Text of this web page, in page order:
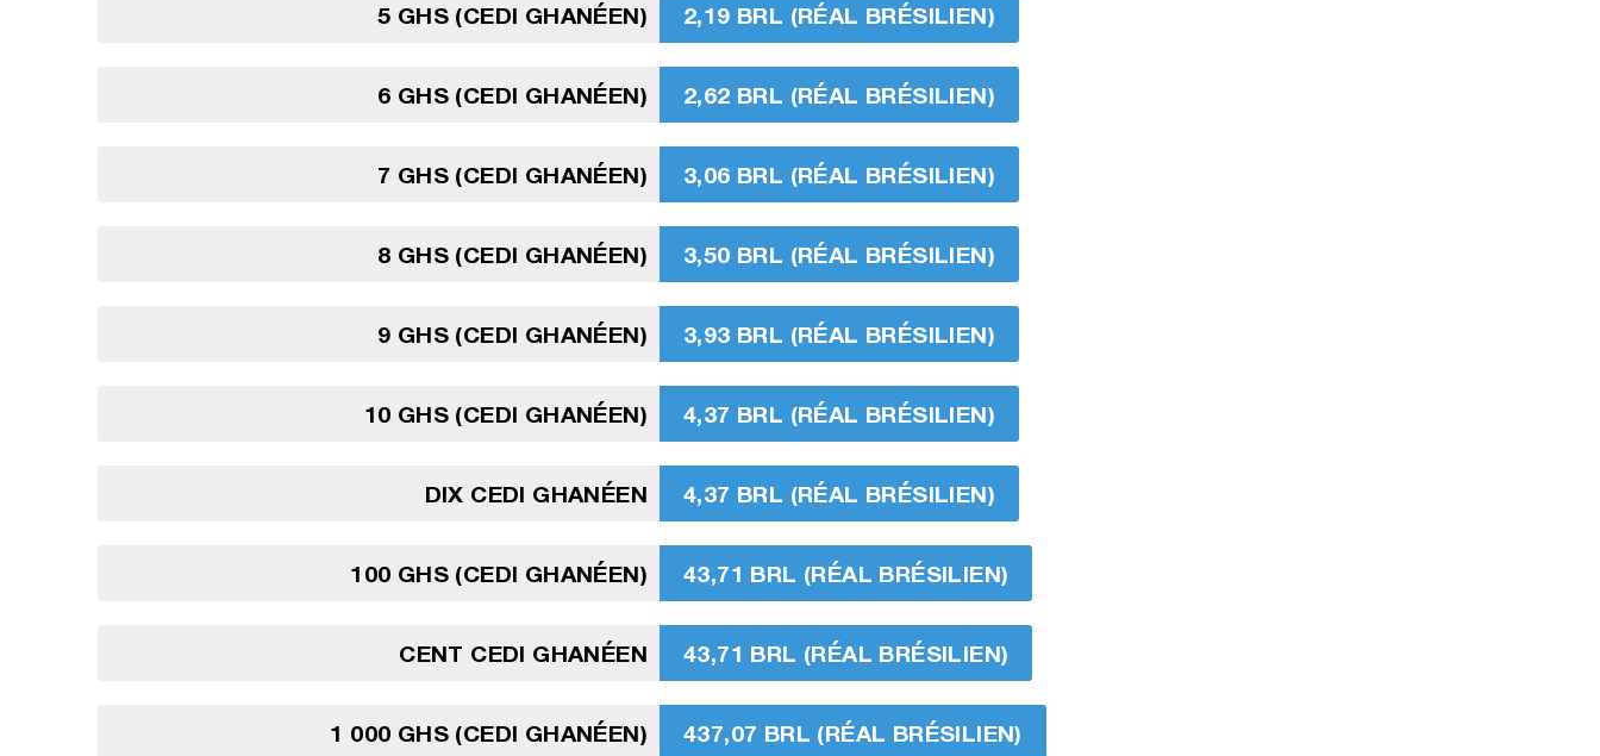
5 GHS (CEDI GHANÉEN) 2,19 BRL (RÉAL BRÉSILIEN)
6 GHS (CEDI GHANÉEN) 2,62 BRL (RÉAL BRÉSILIEN)
7 GHS (CEDI GHANÉEN) 3,06 BRL (RÉAL BRÉSILIEN)
8 GHS (CEDI GHANÉEN) 3,50 BRL (RÉAL BRÉSILIEN)
9 GHS (CEDI GHANÉEN) 3,93 BRL (RÉAL BRÉSILIEN)
10 GHS (CEDI GHANÉEN) 4,37 BRL (RÉAL BRÉSILIEN)
DIX CEDI GHANÉEN 4,37 BRL (RÉAL BRÉSILIEN)
100 GHS (CEDI GHANÉEN) 43,71 BRL (RÉAL BRÉSILIEN)
CENT CEDI GHANÉEN 43,71 BRL (RÉAL BRÉSILIEN)
1 000 GHS (CEDI GHANÉEN) 437,07 BRL (RÉAL BRÉSILIEN)